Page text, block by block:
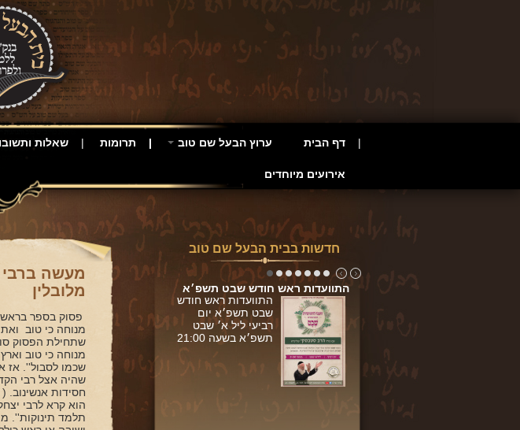
דף הבית ערוץ הבעל שם טוב תרומות שאלות
אירועים מיוחדים
מעשה ברבי
מלובלין
פסוק בספר
מנוחה כי טוב
שתחילת הפסוק
מנוחה כי טוב
שכמו לסבול''. אז
שהיה אצל רבי
חסידות אנשינוב. (
הוא קרא לרבי
תלמד תינוקות''.
חדשות בבית הבעל שם טוב
התוועדות ראש חודש שבט תשפ׳א
התוועדות ראש חודש
שבט תשפ׳א יום
רביעי ליל א׳ שבט
תשפ׳א בשעה 21:00
ליל א' בטבת בשעה